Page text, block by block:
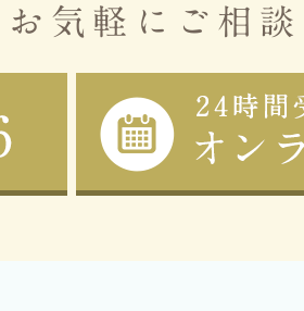
お気軽にご相